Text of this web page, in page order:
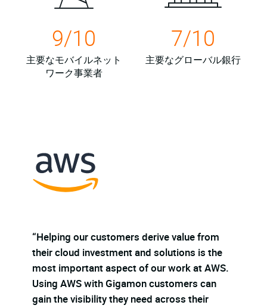
9/10
主要なモバイルネット
ワーク事業者
7/10
主要なグローバル銀行
“We brought Gigamon in to augment traffic
mirroring in our existing environment, which
was a challenge. GigaVUE lets us achieve the
cloud visibility we need, provided by a team
that is highly responsive.”